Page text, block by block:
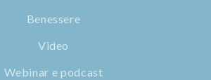
Benessere
Video
Webinar e podcast